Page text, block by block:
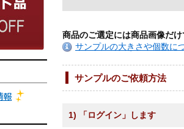
商品のご選定には商品画像だ
サンプルの大きさや個数に
サンプルのご依頼方法
1) 「ログイン」します